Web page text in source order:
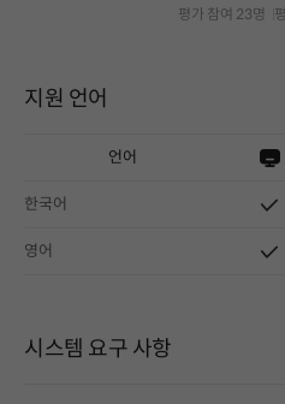
평가 참여 23명
지원 언어
언어
한국어
영어
시스템 요구 사항